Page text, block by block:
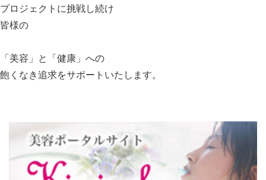
プロジェクトに挑戦し続け
皆様の
「美容」 と 「健康」 への
飽くなき追求をサポートいたします。